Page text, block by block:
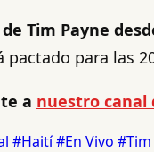
Tim Payne
para las
a nuestro canal
#Haití#En Vivo #Tim